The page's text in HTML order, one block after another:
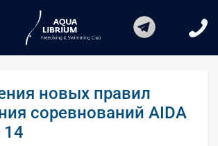
новых правил
соревнований AIDA
14